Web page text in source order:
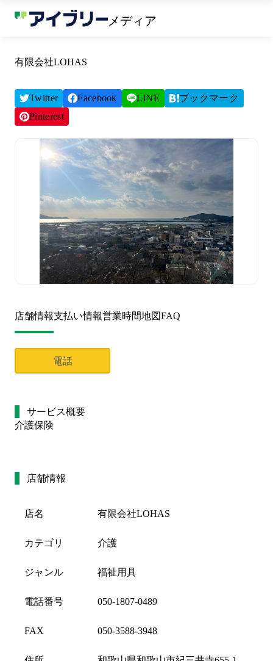
メディア
有限会社LOHAS
Twitter Facebook LINE
ブックマーク
Pinterest
店舗情報支払い情報営業時間地図FAQ
電話
サービス概要
介護保険
店舗情報
店名 有限会社LOHAS
カテゴリ 介護
ジャンル 福祉用具
電話番号 050-1807-0489
FAX 050-3588-3948